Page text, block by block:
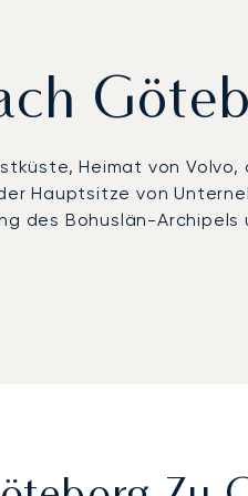
Heimat von Volvo,
Hauptsitze von
des Bohuslän-Archipels
Einrichtungen für